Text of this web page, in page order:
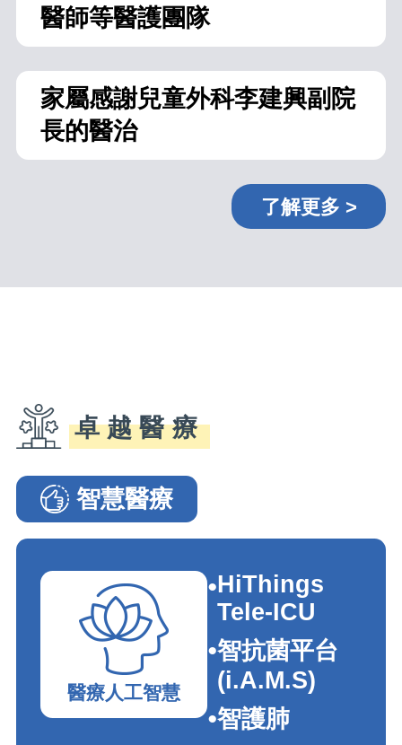
醫師等醫護團隊
家屬感謝兒童外科李建興副院
長的醫治
了解更多 >
卓越醫療
智慧醫療
智慧醫療�G���e�_�I
醫療人工智慧
HiThings
Tele-ICU
智抗菌平台
(i.A.M.S)
智護肺